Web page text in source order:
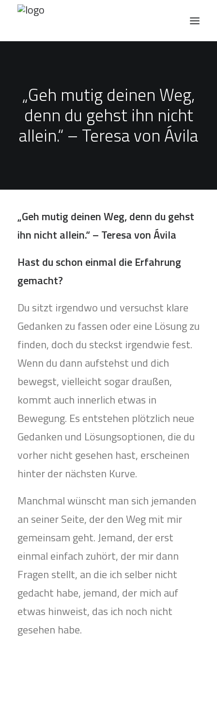
Weiterbildung
Über uns
Medien
„Geh mutig deinen Weg,
denn du gehst ihn nicht
allein.“ – Teresa von Ávila
„Geh mutig deinen Weg, denn du gehst
ihn nicht allein.“ – Teresa von Ávila
Hast du schon einmal die Erfahrung
gemacht?
Du sitzt irgendwo und versuchst klare
Gedanken zu fassen oder eine Lösung zu
finden, doch du steckst irgendwie fest.
Wenn du dann aufstehst und dich
bewegst, vielleicht sogar draußen,
kommt auch innerlich etwas in
Bewegung. Es entstehen plötzlich neue
Gedanken und Lösungsoptionen, die du
vorher nicht gesehen hast, erscheinen
hinter der nächsten Kurve.
Manchmal wünscht man sich jemanden
an seiner Seite, der den Weg mit mir
gemeinsam geht. Jemand, der erst
einmal einfach zuhört, der mir dann
Fragen stellt, an die ich selber nicht
gedacht habe, jemand, der mich auf
etwas hinweist, das ich noch nicht
gesehen habe.